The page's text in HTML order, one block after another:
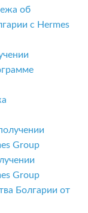
об
с Hermes
Group
Group
Болгарии от